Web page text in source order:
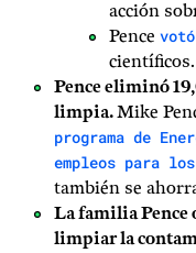
acción
Pence votó
científicos.
Pence eliminó
limpia.Mike
programa de
empleos para
también se
La familia Pence
limpiar la